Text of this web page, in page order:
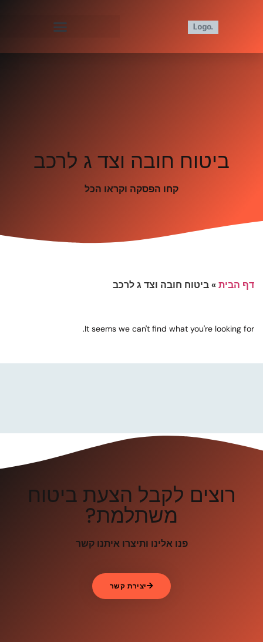
ביטוח חובה וצד ג לרכב
קחו הפסקה וקראו הכל
דף הבית»ביטוח חובה וצד ג לרכב
It seems we can't find what you're looking for.
רוצים לקבל הצעת ביטוח
משתלמת?
פנו אלינו ותיצרו איתנו קשר
יצירת קשר